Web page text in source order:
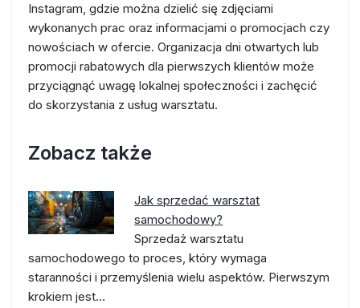
Instagram, gdzie można dzielić się zdjęciami
wykonanych prac oraz informacjami o promocjach czy
nowościach w ofercie. Organizacja dni otwartych lub
promocji rabatowych dla pierwszych klientów może
przyciągnąć uwagę lokalnej społeczności i zachęcić
do skorzystania z usług warsztatu.
Zobacz także
Jak sprzedać warsztat
samochodowy?
Sprzedaż warsztatu
samochodowego to proces, który wymaga
staranności i przemyślenia wielu aspektów. Pierwszym
krokiem jest…